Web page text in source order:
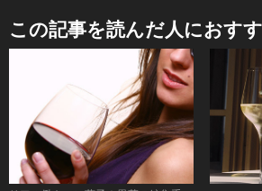
この記事を読んだ人におす